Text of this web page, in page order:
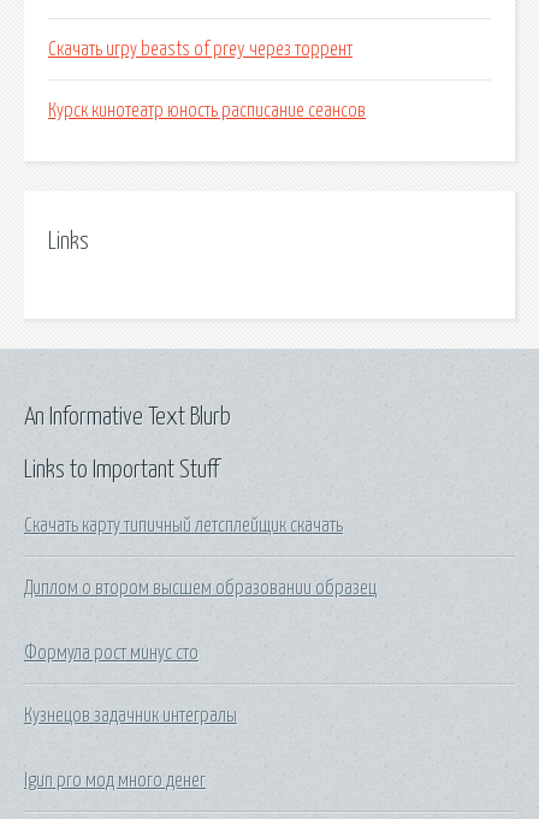
Скачать игру beasts of prey через торрент
Курск кинотеатр юность расписание сеансов
Links
Links to Important Stuff
Скачать карту типичный летсплейщик скачать
Диплом о втором высшем образовании образец
Формула рост минус сто
Кузнецов задачник интегралы
Igun pro мод много денег
An Informative Text Blurb